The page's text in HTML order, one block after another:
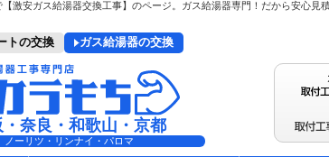
トの交換 ガス給湯器の交換
・奈良・和歌山・京都
ノーリツ・リンナイ・パロマ